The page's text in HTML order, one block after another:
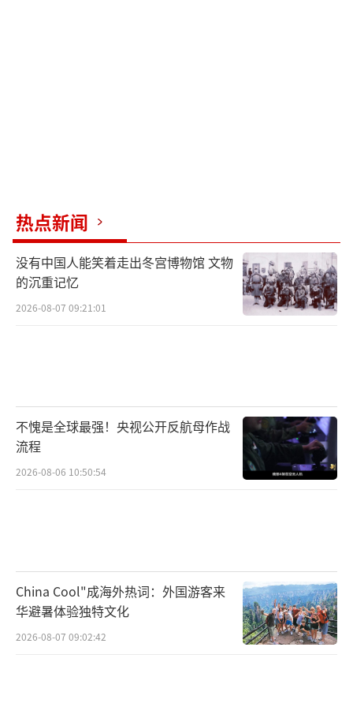
热点新闻
没有中国人能笑着走出冬宫博物馆 文物
的沉重记忆
2026-08-07 09:21:01
不愧是全球最强！央视公开反航母作战
流程
2026-08-06 10:50:54
China Cool"成海外热词：外国游客来
华避暑体验独特文化
2026-08-07 09:02:42